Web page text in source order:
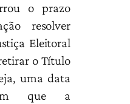
o prazo
resolver
Eleitoral
o Título
uma data
em que a